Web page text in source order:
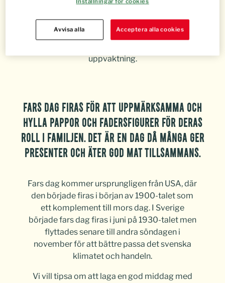
en uppskattad gest som också smakar gott för er andra!
Här har vi samlat fina recept på middag till fars dag som
uppvaktning.
FARS DAG FIRAS FÖR ATT UPPMÄRKSAMMA OCH
HYLLA PAPPOR OCH FADERSFIGURER FÖR DERAS
ROLL I FAMILJEN. DET ÄR EN DAG DÅ MÅNGA GER
PRESENTER OCH ÄTER GOD MAT TILLSAMMANS.
Fars dag kommer ursprungligen från USA, där
den började firas i början av 1900-talet som
ett komplement till mors dag. I Sverige
började fars dag firas i juni på 1930-talet men
flyttades senare till andra söndagen i
november för att bättre passa det svenska
klimatet och handeln.
Vi vill tipsa om att laga en god middag med
Avvisa alla Acceptera alla cookies